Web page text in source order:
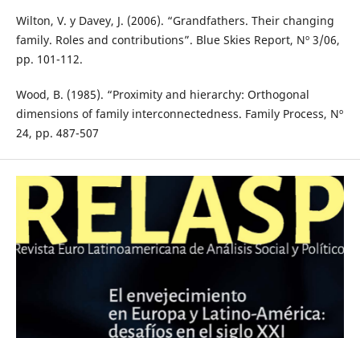
Wilton, V. y Davey, J. (2006). “Grandfathers. Their changing
family. Roles and contributions”. Blue Skies Report, Nº 3/06,
pp. 101-112.
Wood, B. (1985). “Proximity and hierarchy: Orthogonal
dimensions of family interconnectedness. Family Process, Nº
24, pp. 487-507